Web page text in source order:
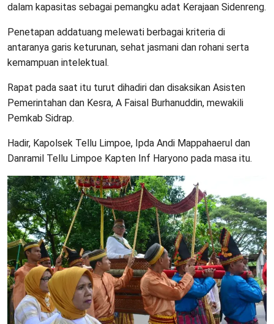
dalam kapasitas sebagai pemangku adat Kerajaan Sidenreng.
Penetapan addatuang melewati berbagai kriteria di
antaranya garis keturunan, sehat jasmani dan rohani serta
kemampuan intelektual.
Rapat pada saat itu turut dihadiri dan disaksikan Asisten
Pemerintahan dan Kesra, A Faisal Burhanuddin, mewakili
Pemkab Sidrap.
Hadir, Kapolsek Tellu Limpoe, Ipda Andi Mappahaerul dan
Danramil Tellu Limpoe Kapten Inf Haryono pada masa itu.